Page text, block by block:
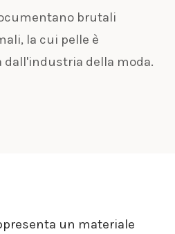
brutali
la cui pelle è
della moda.
un materiale